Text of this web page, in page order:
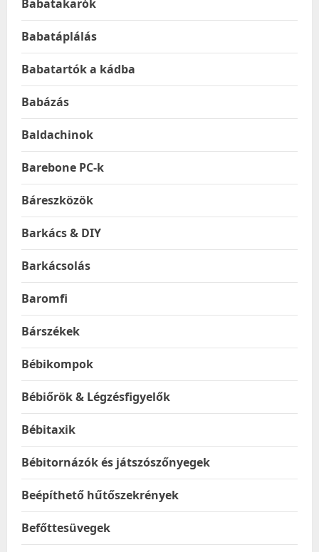
Babatakarók
Babatáplálás
Babatartók a kádba
Babázás
Baldachinok
Barebone PC-k
Báreszközök
Barkács & DIY
Barkácsolás
Baromfi
Bárszékek
Bébikompok
Bébiőrök & Légzésfigyelők
Bébitaxik
Bébitornázók és játszószőnyegek
Beépíthető hűtőszekrények
Befőttesüvegek